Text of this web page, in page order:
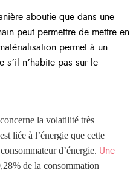
aboutie que dans une
peut permettre de mettre en
permet à un
s’il n’habite pas sur le
la volatilité très
liée à l’énergie que cette
d’énergie. Une
de la consommation